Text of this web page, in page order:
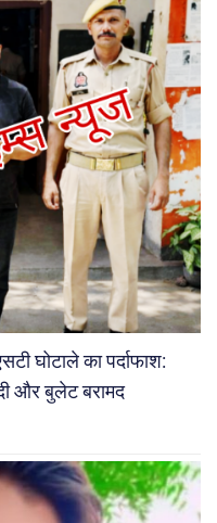
घोटाले का पर्दाफाश:
और बुलेट बरामद